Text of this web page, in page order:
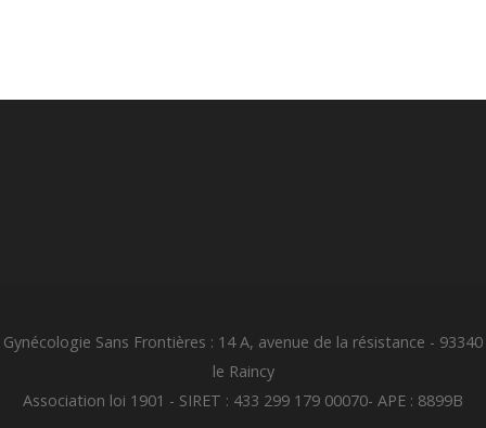
Gynécologie Sans Frontières : 14 A, avenue de la résistance - 93340
le Raincy
Association loi 1901 - SIRET : 433 299 179 00070- APE : 8899B